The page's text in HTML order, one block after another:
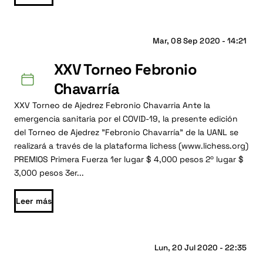
Mar, 08 Sep 2020 - 14:21
XXV Torneo Febronio
Chavarría
XXV Torneo de Ajedrez Febronio Chavarria Ante la
emergencia sanitaria por el COVID-19, la presente edición
del Torneo de Ajedrez "Febronio Chavarría" de la UANL se
realizará a través de la plataforma lichess (www.lichess.org)
PREMIOS Primera Fuerza 1er lugar $ 4,000 pesos 2º lugar $
3,000 pesos 3er...
Leer más
Lun, 20 Jul 2020 - 22:35